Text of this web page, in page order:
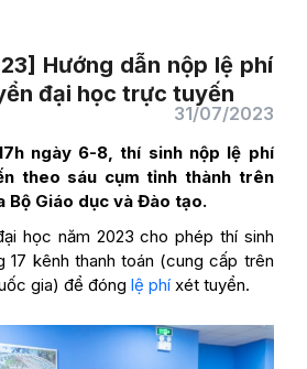
Hướng dẫn nộp lệ phí
đại học trực tuyến
31/07/2023
ngày 6-8, thí sinh nộp lệ phí
theo sáu cụm tỉnh thành trên
Bộ Giáo dục và Đào tạo.
học năm 2023 cho phép thí sinh
17 kênh thanh toán (cung cấp trên
gia) để đóng lệ phíxét tuyển.